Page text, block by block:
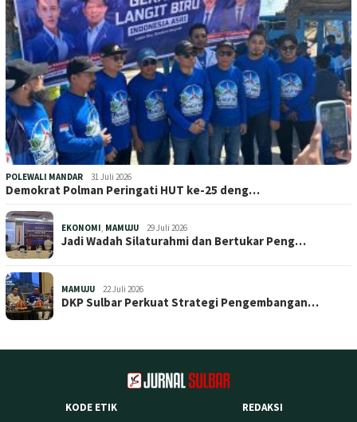
POLEWALI MANDAR 31 Juli 2026
Demokrat Polman Peringati HUT ke-25 deng…
EKONOMI, MAMUJU 29 Juli 2026
Jadi Wadah Silaturahmi dan Bertukar Peng…
MAMUJU 22 Juli 2026
DKP Sulbar Perkuat Strategi Pengembangan…
KODE ETIK REDAKSI